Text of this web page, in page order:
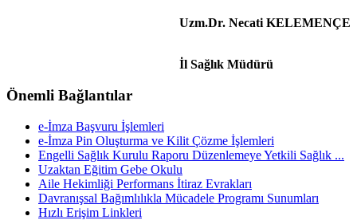
Uzm.Dr. Necati KELEMENÇE
İl Sağlık Müdürü
Önemli Bağlantılar
e-İmza Başvuru İşlemleri
e-İmza Pin Oluşturma ve Kilit Çözme İşlemleri
Engelli Sağlık Kurulu Raporu Düzenlemeye Yetkili Sağlık ...
Uzaktan Eğitim Gebe Okulu
Aile Hekimliği Performans İtiraz Evrakları
Davranışsal Bağımlılıkla Mücadele Programı Sunumları
Hızlı Erişim Linkleri